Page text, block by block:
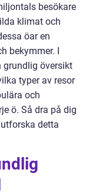
besökare
klimat och
öar en
bekymmer. I
grundlig översikt
typer av resor
och
ö. Så dra på dig
detta